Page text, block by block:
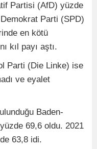
Partisi (AfD) yüzde
Parti (SPD)
en kötü
kıl payı aştı.
Parti (Die Linke) ise
ve eyalet
Baden-
69,6 oldu. 2021
63,8 idi.